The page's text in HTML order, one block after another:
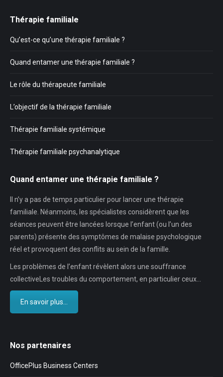
Thérapie familiale
Qu’est-ce qu’une thérapie familiale ?
Quand entamer une thérapie familiale ?
Le rôle du thérapeute familiale
L’objectif de la thérapie familiale
Thérapie familiale systémique
Thérapie familiale psychanalytique
Quand entamer une thérapie familiale ?
Il n’y a pas de temps particulier pour lancer une thérapie
familiale. Néanmoins, les spécialistes considèrent que les
séances peuvent être lancées lorsque l’enfant (ou l’un des
parents) présente des symptômes de malaise psychologique
réel et provoquent des conflits au sein de la famille.
Les problèmes de l’enfant révèlent alors une souffrance
collectiveLes troubles du comportement, en particulier ceux…
En savoir plus...
Nos partenaires
OfficePlus Business Centers